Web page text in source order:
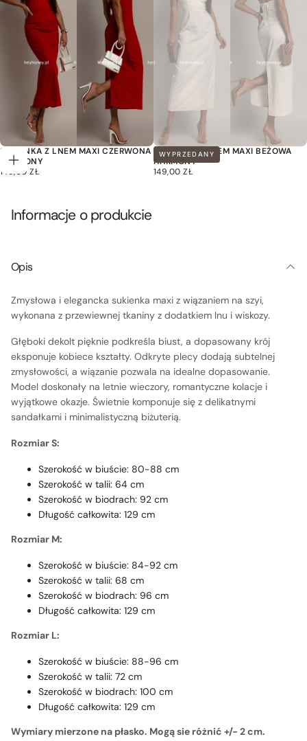
Wybierz
opcje
SUKIENKA Z LNEM MAXI CZERWONA
HARMONY
149,00
CENA
149,00 ZŁ
SUKIENKA Z LNEM MAXI BEŻOWA
HARMONY
WYPRZEDANY
149,00
CENA
149,00 ZŁ
Informacje o produkcie
Opis
Zmysłowa i elegancka sukienka maxi z wiązaniem na szyi,
wykonana z przewiewnej tkaniny z dodatkiem lnu i wiskozy.
Głęboki dekolt pięknie podkreśla biust, a dopasowany krój
eksponuje kobiece kształty. Odkryte plecy dodają subtelnej
zmysłowości, a wiązanie pozwala na idealne dopasowanie.
Model doskonały na letnie wieczory, romantyczne kolacje i
wyjątkowe okazje. Świetnie komponuje się z delikatnymi
sandałkami i minimalistyczną biżuterią.
Rozmiar S:
Szerokość w biuście: 80-88 cm
Szerokość w talii: 64 cm
Szerokość w biodrach: 92 cm
Długość całkowita: 129 cm
Rozmiar M:
Szerokość w biuście: 84-92 cm
Szerokość w talii: 68 cm
Szerokość w biodrach: 96 cm
Długość całkowita: 129 cm
Rozmiar L:
Szerokość w biuście: 88-96 cm
Szerokość w talii: 72 cm
Szerokość w biodrach: 100 cm
Długość całkowita: 129 cm
Wymiary mierzone na płasko. Mogą sie różnić +/- 2 cm.